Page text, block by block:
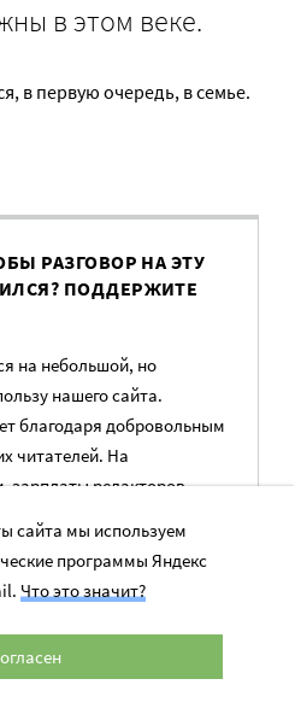
в этом веке.
в первую очередь, в семье.
РАЗГОВОР НА ЭТУ
ПОДДЕРЖИТЕ
на небольшой, но
нашего сайта.
благодаря добровольным
читателей. На
зарплаты редакторов,
сайта мы используем
программы Яндекс
Что это значит?